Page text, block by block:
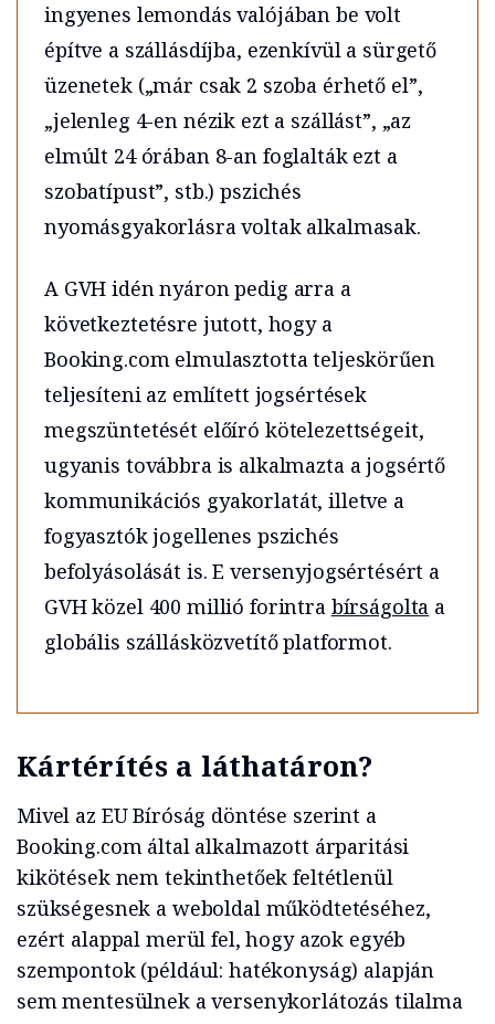
ingyenes lemondás valójában be volt
építve a szállásdíjba, ezenkívül a sürgető
üzenetek („már csak 2 szoba érhető el”,
„jelenleg 4-en nézik ezt a szállást”, „az
elmúlt 24 órában 8-an foglalták ezt a
szobatípust”, stb.) pszichés
nyomásgyakorlásra voltak alkalmasak.
A GVH idén nyáron pedig arra a
következtetésre jutott, hogy a
Booking.com elmulasztotta teljeskörűen
teljesíteni az említett jogsértések
megszüntetését előíró kötelezettségeit,
ugyanis továbbra is alkalmazta a jogsértő
kommunikációs gyakorlatát, illetve a
fogyasztók jogellenes pszichés
befolyásolását is. E versenyjogsértésért a
GVH közel 400 millió forintra bírságolta a
globális szállásközvetítő platformot.
Kártérítés a láthatáron?
Mivel az EU Bíróság döntése szerint a
Booking.com által alkalmazott árparitási
kikötések nem tekinthetőek feltétlenül
szükségesnek a weboldal működtetéséhez,
ezért alappal merül fel, hogy azok egyéb
szempontok (például: hatékonyság) alapján
sem mentesülnek a versenykorlátozás tilalma